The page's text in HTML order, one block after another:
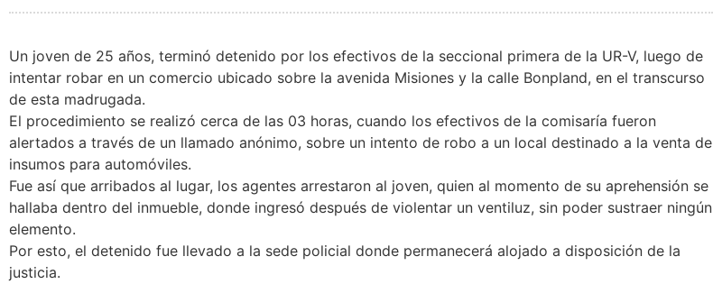
Un joven de 25 años, terminó detenido por los efectivos de la seccional primera de la UR-V, luego de
intentar robar en un comercio ubicado sobre la avenida Misiones y la calle Bonpland, en el transcurso
de esta madrugada.
El procedimiento se realizó cerca de las 03 horas, cuando los efectivos de la comisaría fueron
alertados a través de un llamado anónimo, sobre un intento de robo a un local destinado a la venta de
insumos para automóviles.
Fue así que arribados al lugar, los agentes arrestaron al joven, quien al momento de su aprehensión se
hallaba dentro del inmueble, donde ingresó después de violentar un ventiluz, sin poder sustraer ningún
elemento.
Por esto, el detenido fue llevado a la sede policial donde permanecerá alojado a disposición de la
justicia.